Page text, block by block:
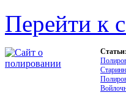
Перейти к
Статьи: